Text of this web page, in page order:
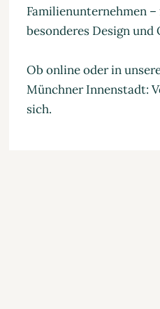
Familienunternehmen
besonderes Design
Ob online oder in
Münchner Innenstadt:
sich.